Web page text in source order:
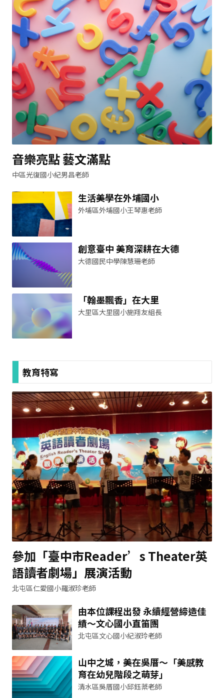
音樂亮點 藝文滿點
中區光復國小紀男昌老師
生活美學在外埔國小
外埔區外埔國小王琴惠老師
創意臺中 美育深耕在大德
大德國民中學陳慧珊老師
「翰墨飄香」在大里
大里區大里國小施翔友組長
教育特寫
參加「臺中市Reader’s Theater英
語讀者劇場」展演活動
北屯區仁愛國小羅淑珍老師
由本位課程出發 永續經營締造佳
績～文心國小直笛團
北屯區文心國小紀淑玲老師
山中之城，美在吳厝～「美感教
育在幼兒階段之萌芽」
清水區吳厝國小邱鈺棻老師